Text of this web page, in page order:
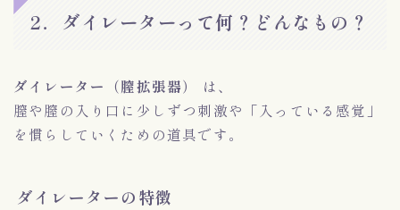
2．ダイレーターって何？どんなもの？
ダイレーター（膣拡張器）
は、
膣や膣の入り口に少しずつ刺激や「入っている感覚」
を慣らしていくための道具です。
ダイレーターの特徴